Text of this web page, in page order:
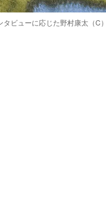
タビューに応じた野村康太（C